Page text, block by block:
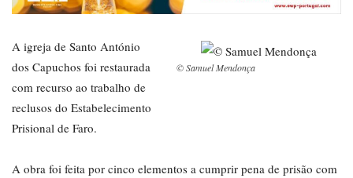
© Samuel Mendonça
A igreja de Santo António
dos Capuchos foi restaurada
com recurso ao trabalho de
reclusos do Estabelecimento
Prisional de Faro.
A obra foi feita por cinco elementos a cumprir pena de prisão com